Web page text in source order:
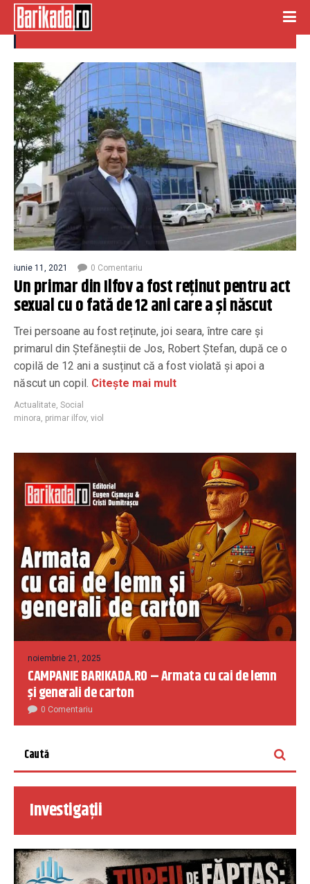
primar ilfov
iunie 11, 2021 0 Comentariu
Un primar din Ilfov a fost reținut pentru act
sexual cu o fată de 12 ani care a și născut
Trei persoane au fost reținute, joi seara, între care și
primarul din Ștefăneștii de Jos, Robert Ștefan, după ce o
copilă de 12 ani a susținut că a fost violată și apoi a
născut un copil. Citește mai mult
Actualitate, Social
minora, primar ilfov, viol
noiembrie 21, 2025
CAMPANIE BARIKADA.RO – Armata cu cai de lemn
și generali de carton
0 Comentariu
Investigații